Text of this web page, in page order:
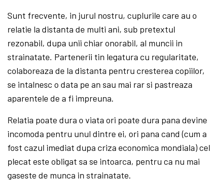
Sunt frecvente, in jurul nostru, cuplurile care au o
relatie la distanta de multi ani, sub pretextul
rezonabil, dupa unii chiar onorabil, al muncii in
strainatate. Partenerii tin legatura cu regularitate,
colaboreaza de la distanta pentru cresterea copiilor,
se intalnesc o data pe an sau mai rar si pastreaza
aparentele de a fi impreuna.
Relatia poate dura o viata ori poate dura pana devine
incomoda pentru unul dintre ei, ori pana cand (cum a
fost cazul imediat dupa criza economica mondiala) cel
plecat este obligat sa se intoarca, pentru ca nu mai
gaseste de munca in strainatate.